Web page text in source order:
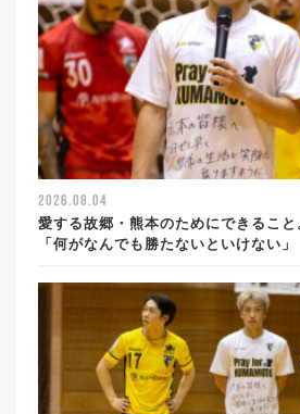
2026.08.04
愛する故郷・熊本のためにできるこ
「何がなんでも勝たないといけない